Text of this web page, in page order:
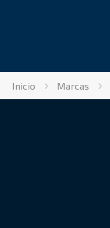
Inicio Marcas